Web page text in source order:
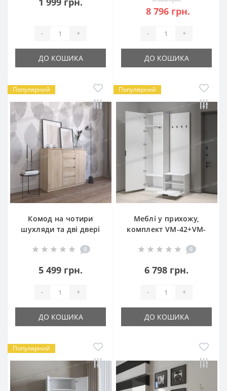
- +
ДО КОШИКА
8 796 грн.
- +
ДО КОШИКА
Популярний
Комод на чотири
шухляди та дві двері
0
5 499 грн.
- +
ДО КОШИКА
Популярний
Меблі у прихожу,
комплект VM-42+VM-
0
6 798 грн.
- +
ДО КОШИКА
Популярний